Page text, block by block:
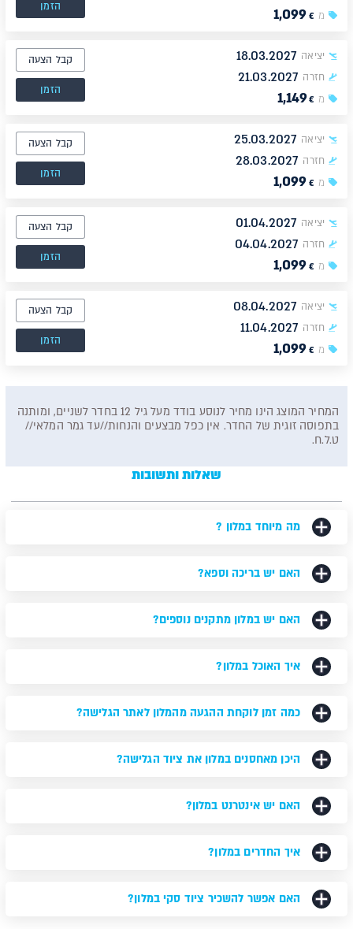
מ 1,099 €
הזמן
יציאה 18.03.2027
חזרה 21.03.2027
מ 1,149 €
קבל הצעה
הזמן
יציאה 25.03.2027
חזרה 28.03.2027
מ 1,099 €
קבל הצעה
הזמן
יציאה 01.04.2027
חזרה 04.04.2027
מ 1,099 €
קבל הצעה
הזמן
יציאה 08.04.2027
חזרה 11.04.2027
מ 1,099 €
קבל הצעה
הזמן
המחיר המוצג הינו מחיר לנוסע בודד מעל גיל 12 בחדר לשניים, ומותנה
בתפוסה זוגית של החדר. אין כפל מבצעים והנחות//עד גמר המלאי//
ט.ל.ח.
שאלות ותשובות
מה מיוחד במלון ?
האם יש בריכה וספא?
האם יש במלון מתקנים נוספים?
איך האוכל במלון?
כמה זמן לוקחת ההגעה מהמלון לאתר הגלישה?
היכן מאחסנים במלון את ציוד הגלישה?
האם יש אינטרנט במלון?
איך החדרים במלון?
האם אפשר להשכיר ציוד סקי במלון?